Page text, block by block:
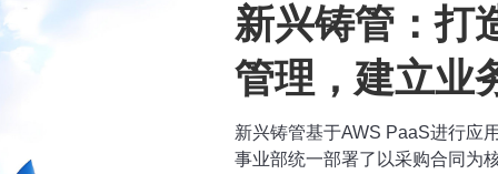
新兴铸管：打
管理，建立业
新兴铸管基于AWS PaaS进行应
事业部统一部署了以采购合同为